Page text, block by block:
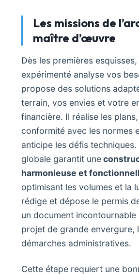
Les missions de
maître d’œuvre
Dès les premières
expérimenté analyse vos
propose des solutions
terrain, vos envies et votre
financière. Il réalise les
conformité avec les normes
anticipe les défis
globale garantit une
harmonieuse et
optimisant les volumes et la
rédige et dépose le permis
un document
projet de grande envergure,
démarches administratives.
Cette étape requiert une